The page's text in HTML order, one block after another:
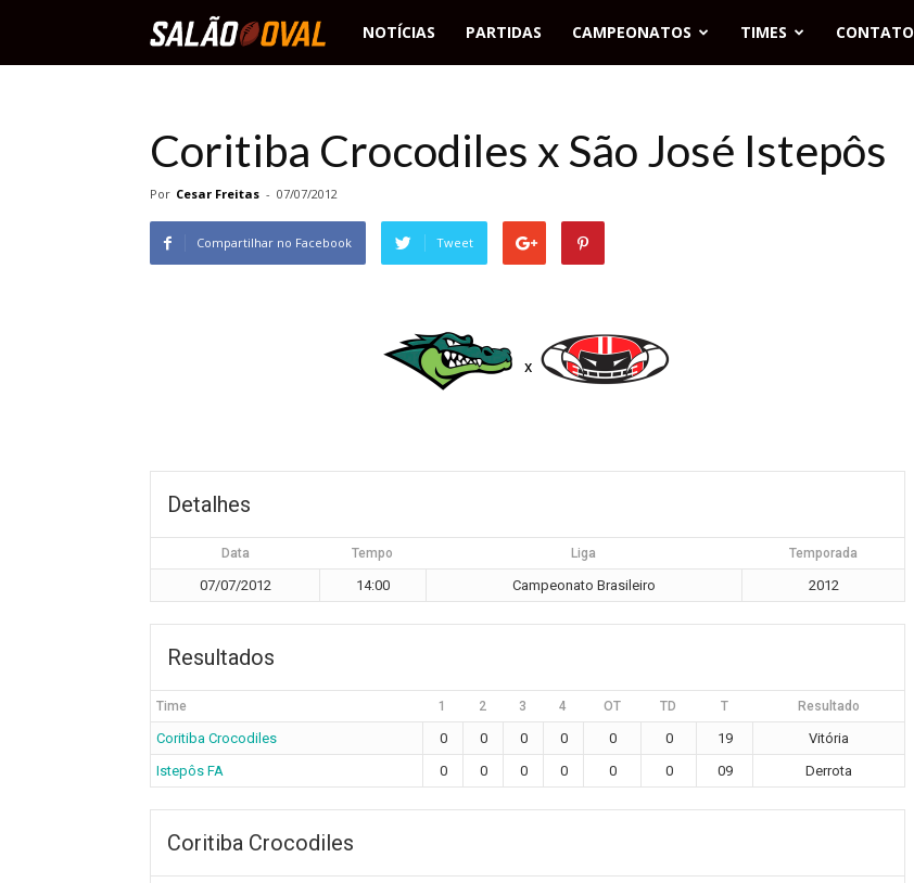
Salão
NOTÍCIAS PARTIDAS CAMPEONATOS TIMES CONTATO
Coritiba Crocodiles x São José Istepôs
Por Cesar Freitas - 07/07/2012
Compartilhar no Facebook Tweet
x
Detalhes
Data Tempo Liga Temporada
07/07/2012 14:00 Campeonato Brasileiro 2012
Resultados
Time 1 2 3 4 OT TD T Resultado
Coritiba Crocodiles 0 0 0 0 0 0 19
Vitória
Istepôs FA
0 0 0 0 0 0 09 Derrota
Coritiba Crocodiles